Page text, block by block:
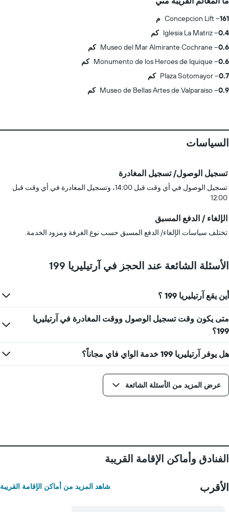
Concepcion Lift
161 م
Iglesia La Matriz
0.4 كم
Museo del Mar Almirante Cochrane
0.6 كم
Monumento de los Heroes de Iquique
0.6 كم
Plaza Sotomayor
0.7 كم
Museo de Bellas Artes de Valparaiso
0.9 كم
السياسات
تسجيل الوصول/ تسجيل المغادرة
تسجيل الوصول في أي وقت قبل 14:00، وتسجيل المغادرة في أي وقت قبل
12:00
الإلغاء / الدفع المسبق
تختلف سياسات الإلغاء/ الدفع المسبق حسب نوع الغرفة ومزود الخدمة.
الأسئلة الشائعة عند الحجز في آرتيليريا 199
أين يقع آرتيليريا 199 ؟
متى يكون وقت تسجيل الوصول ووقت المغادرة في آرتيليريا
199؟
هل يوفر آرتيليريا 199 خدمة الواي فاي مجاناً؟
عرض المزيد من الأسئلة الشائعة
الفنادق وأماكن الإقامة القريبة
الأقرب شاهد المزيد من أماكن الإقامة القريبة